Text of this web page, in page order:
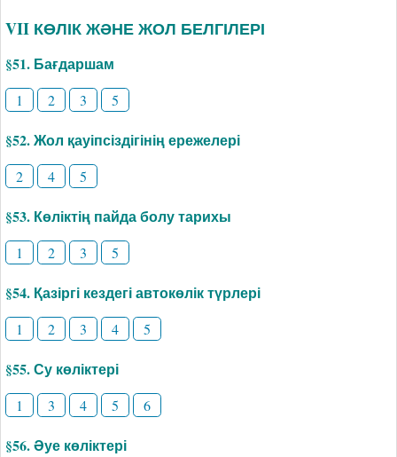
VII КӨЛІК ЖӘНЕ ЖОЛ БЕЛГІЛЕРІ
§51. Бағдаршам
1 2 3 5
§52. Жол қауіпсіздігінің ережелері
2 4 5
§53. Көліктің пайда болу тарихы
1 2 3 5
§54. Қазіргі кездегі автокөлік түрлері
1 2 3 4 5
§55. Су көліктері
1 3 4 5 6
§56. Әуе көліктері